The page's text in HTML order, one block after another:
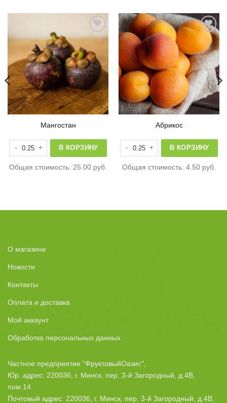
Мангостан
Количество товара Мангостан
В КОРЗИНУ
Общая стоимость: 25.00 руб.
Абрикос
Количество товара Абрикос
В КОРЗИНУ
Общая стоимость: 4.50 руб.
О магазине
Новости
Контакты
Оплата и доставка
Мой аккаунт
Обработка персональных данных
Частное предприятие "ФруктовыйОазис",
Юр. адрес: 220036, г. Минск, пер. 3-й Загородный, д.4В,
пом.14
Почтовый адрес: 220036, г. Минск, пер. 3-й Загородный, д.4В,